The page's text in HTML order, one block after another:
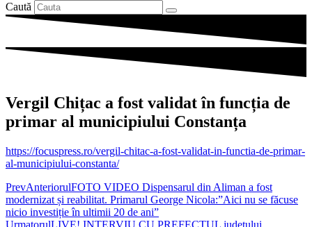
Caută
Vergil Chițac a fost validat în funcția de
primar al municipiului Constanța
https://focuspress.ro/vergil-chitac-a-fost-validat-in-functia-de-primar-
al-municipiului-constanta/
PrevAnteriorulFOTO VIDEO Dispensarul din Aliman a fost
modernizat și reabilitat. Primarul George Nicola:”Aici nu se făcuse
nicio investiție în ultimii 20 de ani”